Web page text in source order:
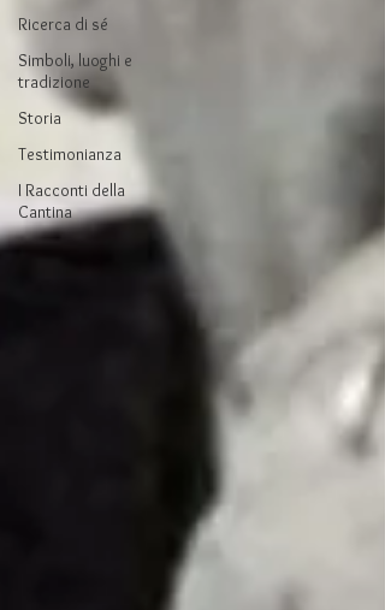
Ricerca di sé
Simboli, luoghi e
tradizione
Storia
Testimonianza
I Racconti della
Cantina